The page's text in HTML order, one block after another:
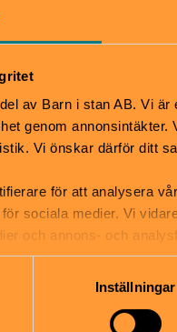
av Barn i stan AB. Vi
genom
Vi önskar därför ditt
för att analysera
sociala medier. Vi
och annons- och
information som du har
Inställningar
Uppsala museum